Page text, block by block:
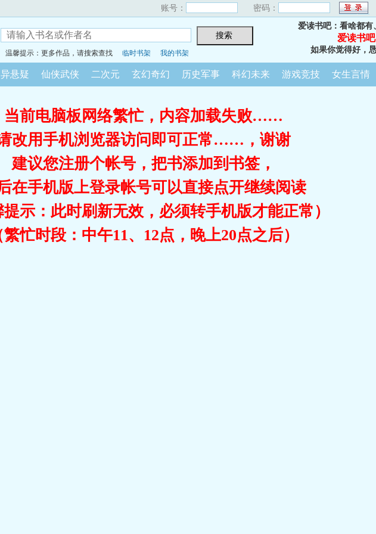
账号： 密码：
温馨提示：更多作品，请搜索查找 临时书架 我的书架
爱读书吧：看啥都有
爱读书吧
如果你觉得好，
悬疑 仙侠武侠 二次元 玄幻奇幻 历史军事 科幻未来 游戏竞技 女生言情
当前电脑板网络繁忙，内容加载失败……
改用手机浏览器访问即可正常……，谢谢
建议您注册个帐号，把书添加到书签，
在手机版上登录帐号可以直接点开继续阅读
提示：此时刷新无效，必须转手机版才能正常）
繁忙时段：中午11、12点，晚上20点之后）